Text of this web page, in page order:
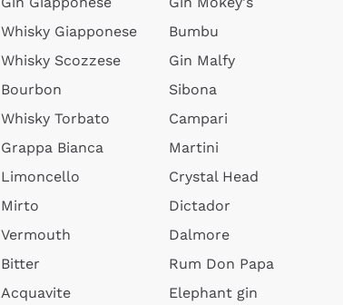
Whisky Giapponese
Whisky Scozzese
Bourbon
Whisky Torbato
Grappa Bianca
Limoncello
Mirto
Vermouth
Bitter
Acquavite
Bumbu
Gin Malfy
Sibona
Campari
Martini
Crystal Head
Dictador
Dalmore
Rum Don Papa
Elephant gin